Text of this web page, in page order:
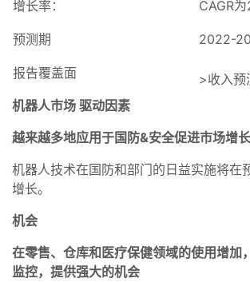
增长率： CAGR
预测期 2022-
报告覆盖面
>收入预
机器人市场 驱动因素
越来越多地应用于国防&安全促进市场增长
机器人技术在国防和部门的日益实施将在
增长。
机会
在零售、仓库和医疗保健领域的使用增
监控，提供强大的机会